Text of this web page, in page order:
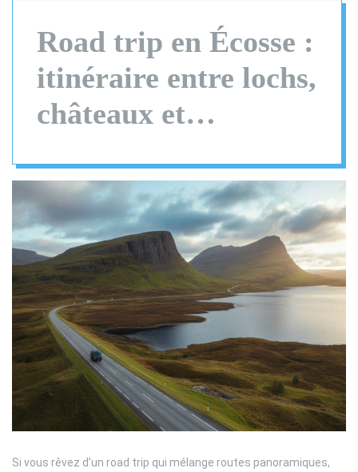
Road trip en Écosse :
itinéraire entre lochs,
châteaux et
insolites
Si vous rêvez d’un road trip qui mélange routes panoramiques,